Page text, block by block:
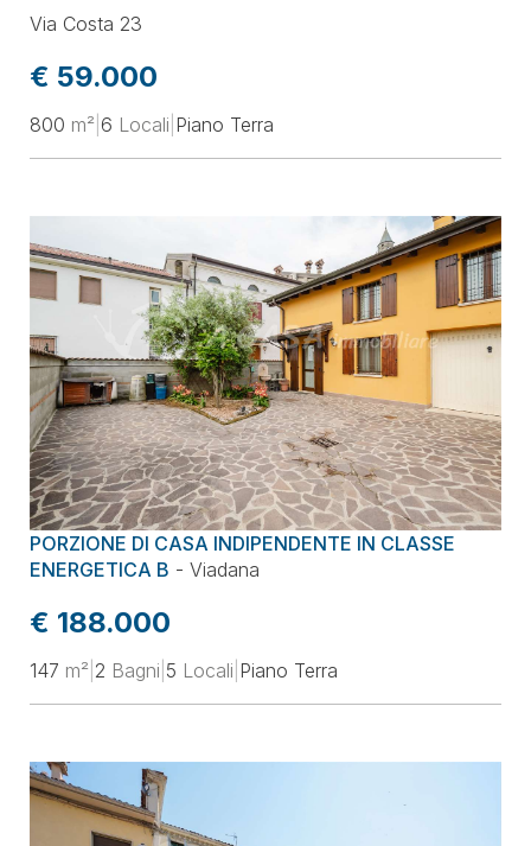
Via Costa 23
€ 59.000
800 m² 6 Locali Piano Terra
PORZIONE DI CASA INDIPENDENTE IN CLASSE
ENERGETICA B - Viadana
€ 188.000
147 m² 2 Bagni 5 Locali Piano Terra